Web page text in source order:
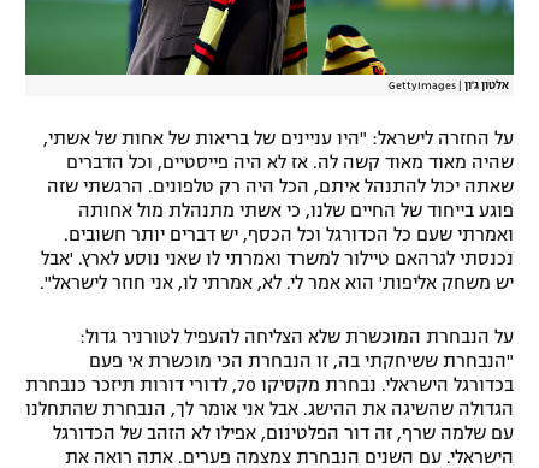
אלטון ג'ון GettyImages
על החזרה לישראל: "היו עניינים של בריאות של אחות של אשתי,
שהיה מאוד מאוד קשה לה. אז לא היה פייסטיים, וכל הדברים
שאתה יכול להתנהל איתם, הכל היה רק טלפונים. הרגשתי שזה
פוגע בייחוד של החיים שלנו, כי אשתי מתנהלת מול אחותה
ואמרתי שעם כל הכדורגל וכל הכסף, יש דברים יותר חשובים.
נכנסתי לגרהאם טיילור למשרד ואמרתי לו שאני נוסע לארץ. 'אבל
יש משחק אליפות' הוא אמר לי. לא, אמרתי לו, אני חוזר לישראל".
על הנבחרת המוכשרת שלא הצליחה להעפיל לטורניר גדול:
"הנבחרת ששיחקתי בה, זו הנבחרת הכי מוכשרת אי פעם
בכדורגל הישראלי. נבחרת מקסיקו 70, לדורי דורות תיזכר כנבחרת
הגדולה שהשיגה את ההישג. אבל אני אומר לך, הנבחרת שהתחלנו
עם שלמה שרף, זה דור הפלטינום, אפילו לא הזהב של הכדורגל
הישראלי. עם השנים הנבחרת צמצמה פערים. אתה רואה את